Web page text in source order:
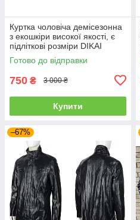
Куртка чоловіча демісезонна
з екошкіри високої якості, є
підліткові розміри DIKAI
Готово до відправки
750 ₴ 3 000 ₴
Купити
–67%